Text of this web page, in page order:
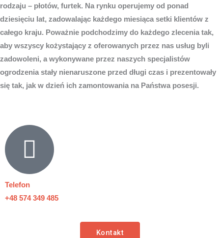
rodzaju – płotów, furtek. Na rynku operujemy od ponad
dziesięciu lat, zadowalając każdego miesiąca setki klientów z
całego kraju. Poważnie podchodzimy do każdego zlecenia tak,
aby wszyscy kożystający z oferowanych przez nas usług byli
zadowoleni, a wykonywane przez naszych specjalistów
ogrodzenia stały nienaruszone przed długi czas i prezentowały
się tak, jak w dzień ich zamontowania na Państwa posesji.
Telefon
+48 574 349 485
Kontakt